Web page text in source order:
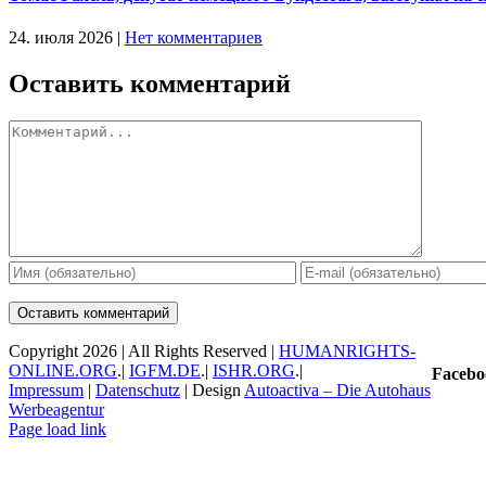
24. июля 2026 | Нет комментариев
Оставить комментарий
Комментарий
Copyright 2026 | All Rights Reserved | HUMANRIGHTS-
ONLINE.ORG.| IGFM.DE.| ISHR.ORG.|
Impressum | Datenschutz | Design Autoactiva – Die Autohaus
Werbeagentur
Facebook
X
YouTube
Instagram
Email
Page load link